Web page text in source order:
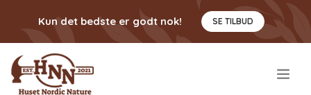
Kun det bedste er godt nok! SE TILBUD